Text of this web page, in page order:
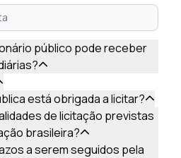
público pode receber
está obrigada a licitar?
de licitação previstas
brasileira?
a serem seguidos pela